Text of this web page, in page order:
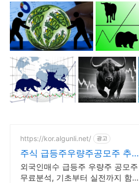
https://kor.algunli.net/ 광고
주식 급등주우량주공모주 추
지금 안보면 늦어요
외국인매수 급등주 우량주 공모주
무료분석, 기초부터 실전까지 함께